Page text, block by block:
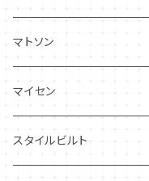
ドレスデンスプレイ
プランタン
グレンミスト
ニーナローサ
FAVORI
CIBON
マトソン
マイセン
スタイルビルト